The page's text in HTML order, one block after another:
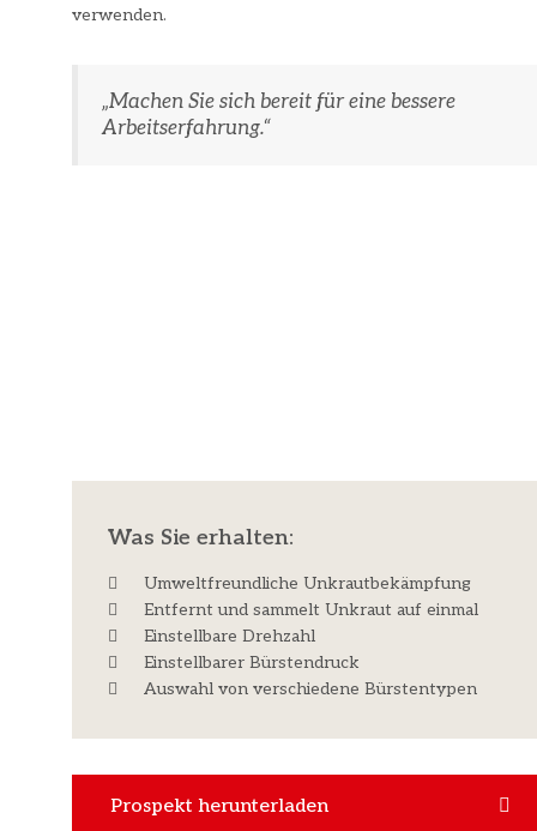
verwenden.
„Machen Sie sich bereit für eine bessere
Arbeitserfahrung.“
Was Sie erhalten:​
Umweltfreundliche Unkrautbekämpfung
Entfernt und sammelt Unkraut auf einmal
Einstellbare Drehzahl
Einstellbarer Bürstendruck
Auswahl von verschiedene Bürstentypen
Prospekt herunterladen